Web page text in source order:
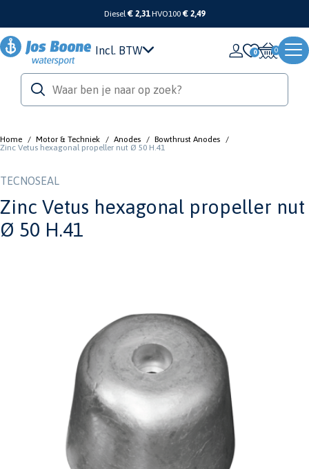
Diesel€ 2,31 HVO100 € 2,49
Incl. BTW 0
Home / Motor & Techniek / Anodes / Bowthrust Anodes /
Zinc Vetus hexagonal propeller nut Ø 50 H.41
TECNOSEAL
Zinc Vetus hexagonal propeller nut
Ø 50 H.41